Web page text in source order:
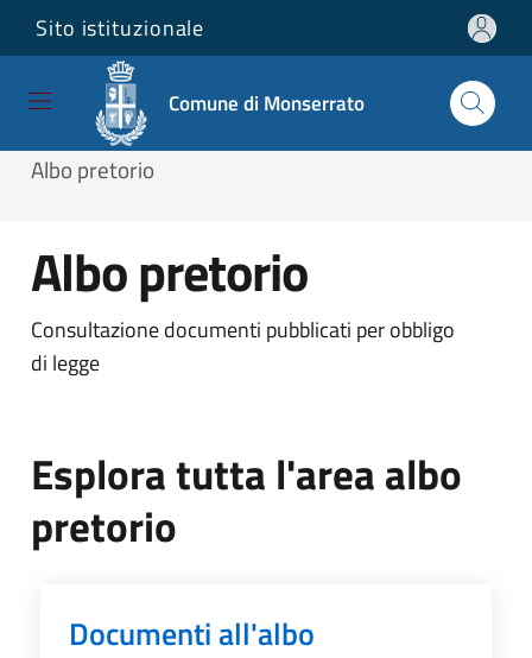
Salta e vai al contenuto
Salta e vai al footer
Sito istituzionale
Comune di Monserrato
/ Servizi online
Albo pretorio
Albo pretorio
Consultazione documenti pubblicati per obbligo
di legge
Esplora tutta l'area albo
pretorio
Documenti all'albo